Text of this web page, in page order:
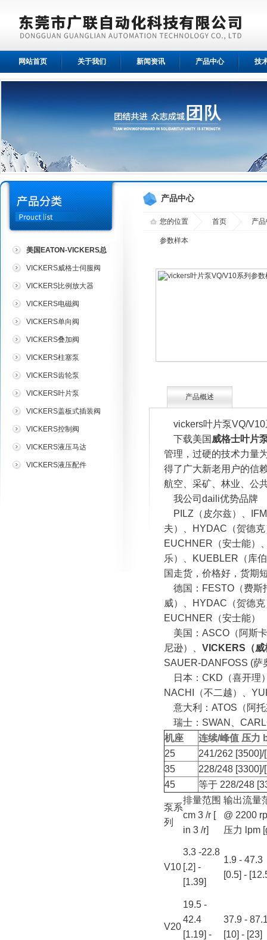
网站首页 关于我们 新闻资讯 产品中心 技
美国EATON-VICKERS总
代理
VICKERS威格士伺服阀
VICKERS比例放大器
VICKERS电磁阀
VICKERS单向阀
VICKERS叠加阀
VICKERS柱塞泵
VICKERS齿轮泵
VICKERS叶片泵
VICKERS盖板式插装阀
VICKERS控制阀
VICKERS液压马达
VICKERS液压配件
产品中心
您的位置 首页 产
参数样本
产品概述
vickers叶片泵VQ/V10
下载美国 威格士叶片
管理，过硬的技术力量
得了广大新老用户的信
航空、采矿、林业、公
我公司daili优势品牌
PILZ（皮尔兹）、
夫）、HYDAC（贺德
EUCHNER（安士能）
乐）、KUEBLER（库
国走货，价格好，货期
德国：FESTO（费斯
威）、HYDAC（贺德
EUCHNER（安士能）
美国：ASCO（阿斯
尼逊）、 VICKERS（
SAUER-DANFOSS (萨
日本：CKD（喜开理
NACHI（不二越）、
意大利：ATOS（阿
瑞士：SWAN、
机座
连续/峰值 压力
25
241/262 [3500]/
35
228/248 [3300]/
45
等于 228/248
泵系
列
排量范围
cm 3 /r [
in 3 /r]
输出流量
@ 2200
压力 lpm
V10
3.3 -22.8
[.2] -
[1.39]
1.9 - 47.3
[0.5] -
V20
19.5 -
42.4
[1.19] -
37.9 -
[10] - [23]